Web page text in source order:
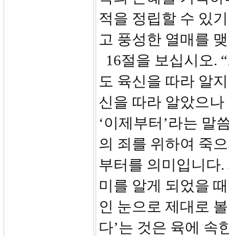
적을 정립할 수 있
고 풍성한 열매를
16절을 보십시오.
도 육신을 따라 알
신을 따라 알았으
‘이제부터’라는 말
의 죄를 위하여 죽
부터를 의미입니다
미를 알게 되었을
인 눈으로 제대로
다’는 것은 육에 속